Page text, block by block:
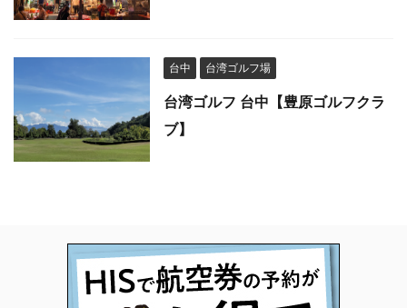
台中 台湾ゴルフ場
台湾ゴルフ 台中【豊原ゴルフクラ
ブ】